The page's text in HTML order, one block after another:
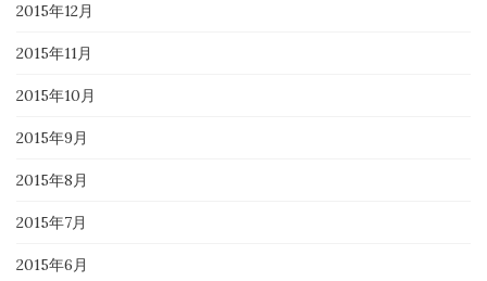
2015年12月
2015年11月
2015年10月
2015年9月
2015年8月
2015年7月
2015年6月